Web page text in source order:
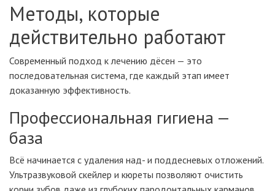
Методы, которые
действительно работают
Современный подход к лечению дёсен — это
последовательная система, где каждый этап имеет
доказанную эффективность.
Профессиональная гигиена —
база
Всё начинается с удаления над- и поддесневых отложений.
Ультразвуковой скейлер и кюреты позволяют очистить